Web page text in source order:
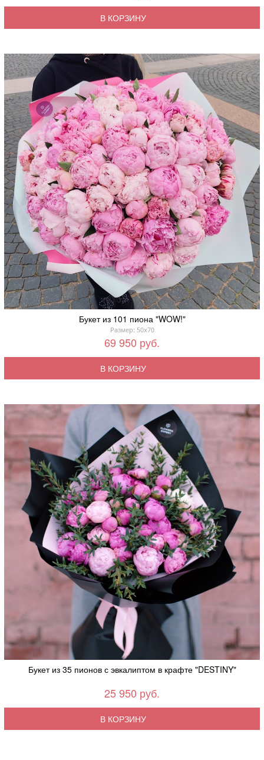
В КОРЗИНУ
Букет из 101 пиона "WOW!"
Размер: 50x70
69 950 руб.
В КОРЗИНУ
Букет из 35 пионов с эвкалиптом в крафте "DESTINY"
25 950 руб.
В КОРЗИНУ